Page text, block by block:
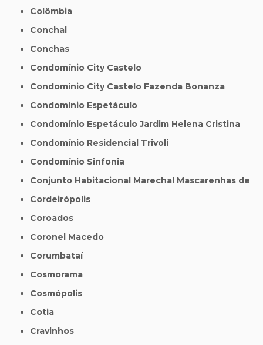
Colômbia
Conchal
Conchas
Condomínio City Castelo
Condomínio City Castelo Fazenda Bonanza
Condomínio Espetáculo
Condomínio Espetáculo Jardim Helena Cristina
Condomínio Residencial Trivoli
Condomínio Sinfonia
Conjunto Habitacional Marechal Mascarenhas de
Cordeirópolis
Coroados
Coronel Macedo
Corumbataí
Cosmorama
Cosmópolis
Cotia
Cravinhos